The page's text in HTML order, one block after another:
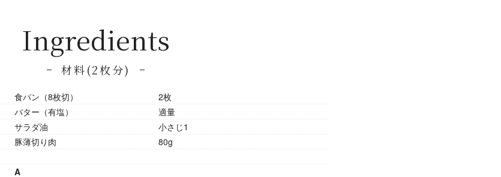
Ingredients
材料(2枚分)
食パン（8枚切）
2枚
バター（有塩）
適量
サラダ油
小さじ1
豚薄切り肉
80g
A